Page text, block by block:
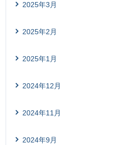
2025年3月
2025年2月
2025年1月
2024年12月
2024年11月
2024年9月